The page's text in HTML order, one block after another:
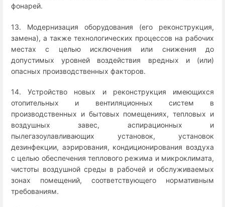
фонарей.
13. Модернизация оборудования (его реконструкция,
замена), а также технологических процессов на рабочих
местах с целью исключения или снижения до
допустимых уровней воздействия вредных и (или)
опасных производственных факторов.
14. Устройство новых и реконструкция имеющихся
отопительных и вентиляционных систем в
производственных и бытовых помещениях, тепловых и
воздушных завес, аспирационных и
пылегазоулавливающих установок, установок
дезинфекции, аэрирования, кондиционирования воздуха
с целью обеспечения теплового режима и микроклимата,
чистоты воздушной среды в рабочей и обслуживаемых
зонах помещений, соответствующего нормативным
требованиям.